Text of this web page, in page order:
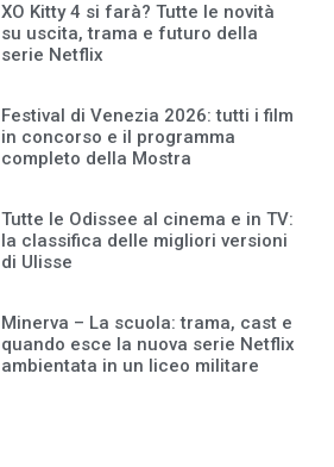
XO Kitty 4 si farà? Tutte le novità
su uscita, trama e futuro della
serie Netflix
Festival di Venezia 2026: tutti i film
in concorso e il programma
completo della Mostra
Tutte le Odissee al cinema e in TV:
la classifica delle migliori versioni
di Ulisse
Minerva – La scuola: trama, cast e
quando esce la nuova serie Netflix
ambientata in un liceo militare